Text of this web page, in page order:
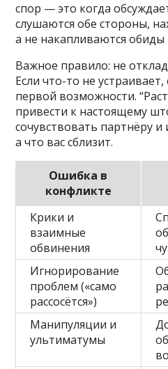
спор — это когда
слушаются обе стороны,
а не накапливаются обиды
Важное правило: не
Если что-то не
первой возможности.
привести к настоящему
сочувствовать партнёру
а что вас сблизит.
Ошибка в
конфликте
Крики и
взаимные
обвинения
Игнорирование
проблем («само
рассосётся»)
Манипуляции и
ультиматумы